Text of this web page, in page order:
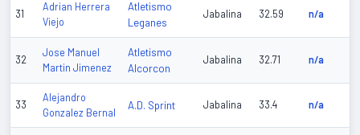
31
Adrian Herrera
Viejo
Atletismo
Leganes
Jabalina 32.59 n/a
32
Jose Manuel
Martin Jimenez
Atletismo
Alcorcon
Jabalina 32.71 n/a
33
Alejandro
Gonzalez Bernal
A.D. Sprint Jabalina 33.4 n/a